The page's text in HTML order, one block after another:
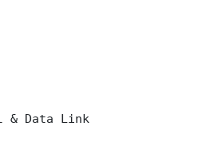
& Data Link